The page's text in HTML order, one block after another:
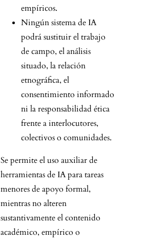
empíricos.
Ningún sistema de IA
podrá sustituir el trabajo
de campo, el análisis
situado, la relación
etnográfica, el
consentimiento informado
ni la responsabilidad ética
frente a interlocutores,
colectivos o comunidades.
Se permite el uso auxiliar de
herramientas de IA para tareas
menores de apoyo formal,
mientras no alteren
sustantivamente el contenido
académico, empírico o